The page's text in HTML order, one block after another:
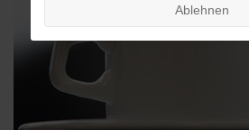
Ablehnen